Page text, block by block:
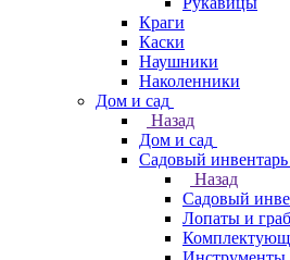
Краги
Каски
Наушники
Наколенники
Дом и сад
Назад
Дом и сад
Садовый инвентарь
Назад
Садовый
Лопаты и